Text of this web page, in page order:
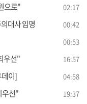
으로" 02:17
대사 임명 00:42
00:53
우선" 16:57
데이] 04:58
우선" 19:37